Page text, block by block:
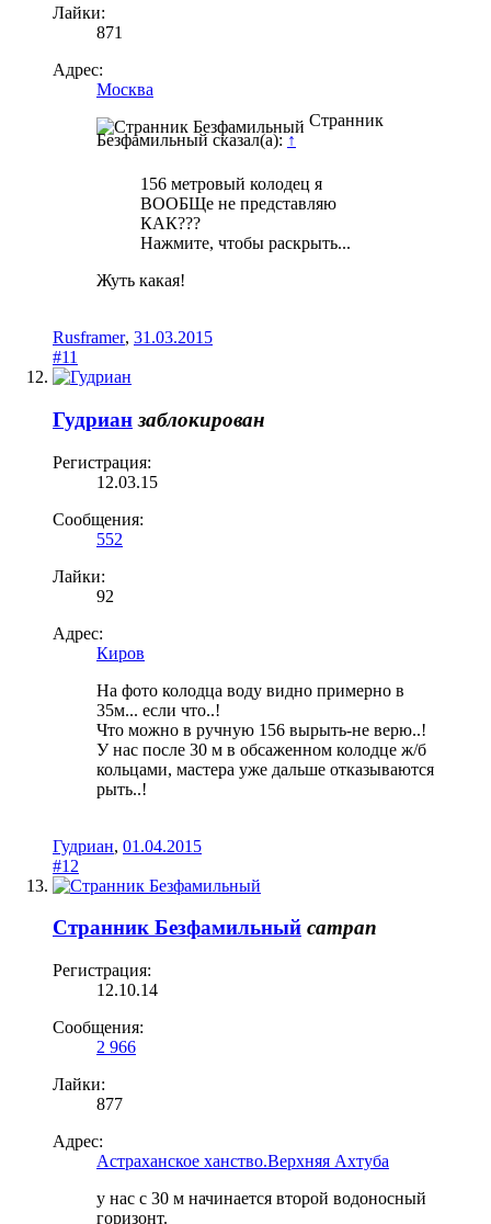
Лайки:
871
Адрес:
Москва
Странник
Безфамильный сказал(а): ↑
156 метровый колодец я
ВООБЩе не представляю
КАК???
Нажмите, чтобы раскрыть...
Жуть какая!
Rusframer, 31.03.2015
#11
Гудриан заблокирован
Регистрация:
12.03.15
Сообщения:
552
Лайки:
92
Адрес:
Киров
На фото колодца воду видно примерно в
35м... если что..!
Что можно в ручную 156 вырыть-не верю..!
У нас после 30 м в обсаженном колодце ж/б
кольцами, мастера уже дальше отказываются
рыть..!
Гудриан, 01.04.2015
#12
Странник Безфамильный сатрап
Регистрация:
12.10.14
Сообщения:
2 966
Лайки:
877
Адрес:
Астраханское ханство.Верхняя Ахтуба
у нас с 30 м начинается второй водоносный
горизонт.